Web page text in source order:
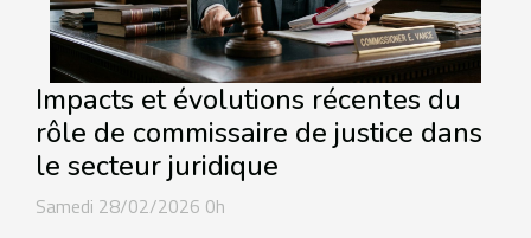
Impacts et évolutions récentes du
rôle de commissaire de justice dans
le secteur juridique
Samedi 28/02/2026 0h